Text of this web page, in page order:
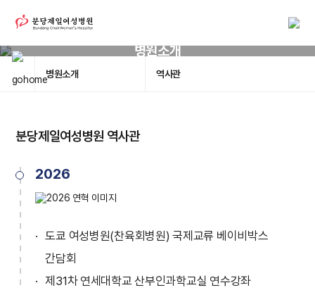
병원소개
병원소개 역사관
분당제일여성병원 역사관
2026
도쿄 여성병원(찬육회병원) 국제교류 베이비박스
간담회
제31차 연세대학교 산부인과학교실 연수강좌